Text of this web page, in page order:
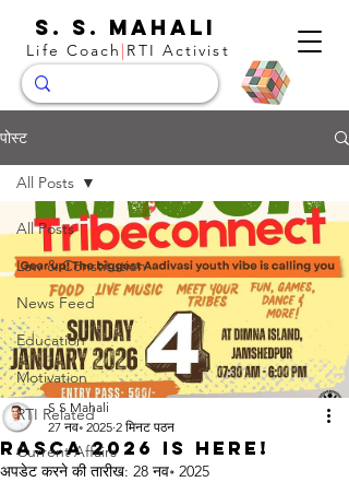
S. S. Mahali
Life Coach | RTI Activist
पोस्ट
All Posts
Law & Constitution
News Feed
Education
Motivation
RTI Related
Current Affairs
All Posts
RASCA 2026 IS HERE!
S S Mahali
27 नव॰ 2025 2 मिनट पठन
अपडेट करने की तारीख: 28 नव॰ 2025